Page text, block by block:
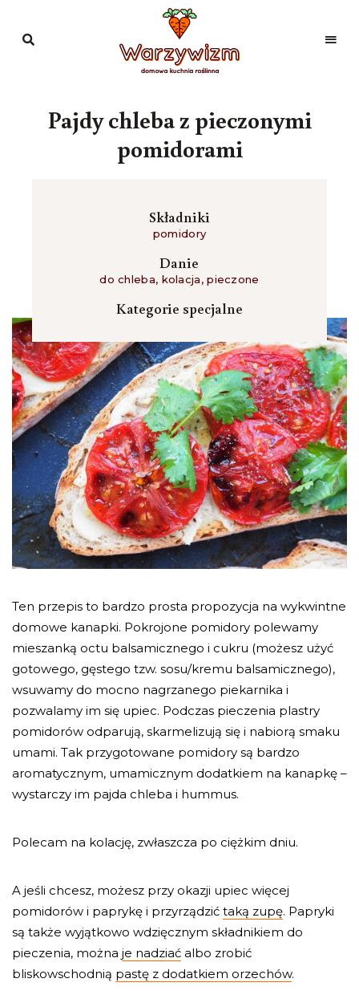
Domowa
Pajdy chleba z pieczonymi
pomidorami
Składniki
pomidory
Danie
do chleba, kolacja,pieczone
Kategorie specjalne
Ten przepis to bardzo prosta propozycja na wykwintne
domowe kanapki. Pokrojone pomidory polewamy
mieszanką octu balsamicznego i cukru (możesz użyć
gotowego, gęstego tzw. sosu/kremu balsamicznego),
wsuwamy do mocno nagrzanego piekarnika i
pozwalamy im się upiec. Podczas pieczenia plastry
pomidorów odparują, skarmelizują się i nabiorą smaku
umami. Tak przygotowane pomidory są bardzo
aromatycznym, umamicznym dodatkiem na kanapkę –
wystarczy im pajda chleba i hummus.
Polecam na kolację, zwłaszcza po ciężkim dniu.
A jeśli chcesz, możesz przy okazji upiec więcej
pomidorów i paprykę i przyrządzić taką zupę. Papryki
są także wyjątkowo wdzięcznym składnikiem do
pieczenia, można je nadziać albo zrobić
bliskowschodnią pastę z dodatkiem orzechów.